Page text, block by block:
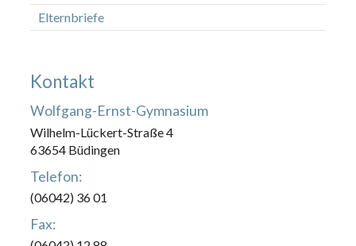
Elternbriefe
Kontakt
Wolfgang-Ernst-Gymnasium
Wilhelm-Lückert-Straße 4
63654 Büdingen
Telefon:
(06042) 36 01
Fax: